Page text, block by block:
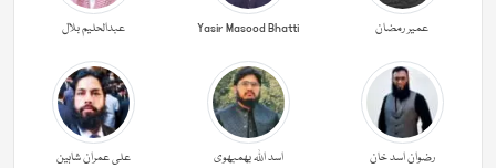
عمیر رمضان Yasir Masood Bhatti عبدالحليم بلال
رضوان اسد خان اسد اللہ بھمبھوی علی عمران شاہین